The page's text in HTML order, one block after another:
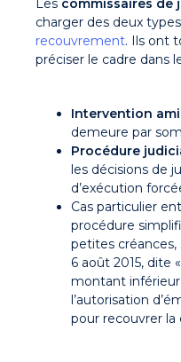
Les commissaires de
charger des deux
recouvrement. Ils ont
préciser le cadre dans
Intervention
demeure par
Procédure
les décisions de
d’exécution
Cas particulier
procédure
petites créances,
6 août 2015, dite
montant
l’autorisation
pour recouvrer la